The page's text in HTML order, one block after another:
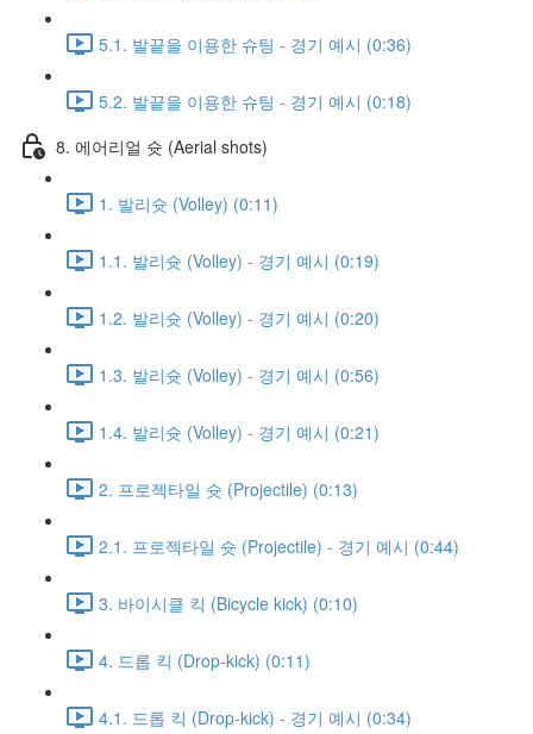
5.1. 발끝을 이용한 슈팅 - 경기 예시 (0:36)
5.2. 발끝을 이용한 슈팅 - 경기 예시 (0:18)
8. 에어리얼 슛 (Aerial shots)
1. 발리슛 (Volley) (0:11)
1.1. 발리슛 (Volley) - 경기 예시 (0:19)
1.2. 발리슛 (Volley) - 경기 예시 (0:20)
1.3. 발리슛 (Volley) - 경기 예시 (0:56)
1.4. 발리슛 (Volley) - 경기 예시 (0:21)
2. 프로젝타일 슛 (Projectile) (0:13)
2.1. 프로젝타일 슛 (Projectile) - 경기 예시 (0:44)
3. 바이시클 킥 (Bicycle kick) (0:10)
4. 드롭 킥 (Drop-kick) (0:11)
4.1. 드롭 킥 (Drop-kick) - 경기 예시 (0:34)